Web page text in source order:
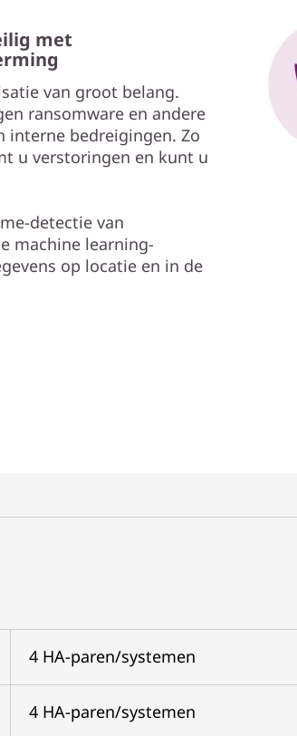
met
van groot belang.
ransomware en andere
interne bedreigingen. Zo
u verstoringen en kunt u
detectie van
machine learning-
op locatie en in de
4 HA-paren/systemen
4 HA-paren/systemen